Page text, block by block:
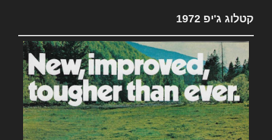
קטלוג ג'יפ 1972